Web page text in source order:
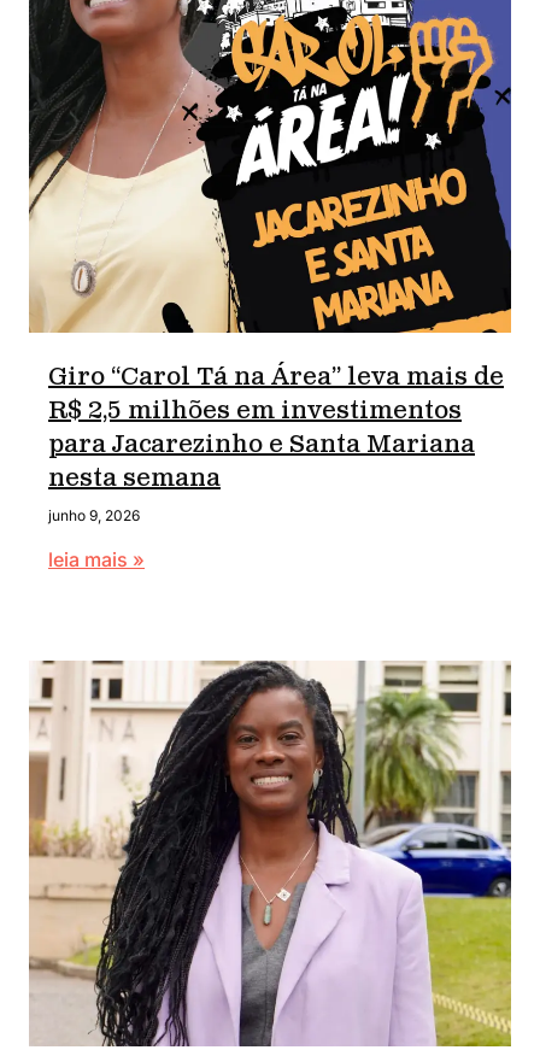
Giro “Carol Tá na Área” leva mais de
R$ 2,5 milhões em investimentos
para Jacarezinho e Santa Mariana
nesta semana
junho 9, 2026
leia mais »